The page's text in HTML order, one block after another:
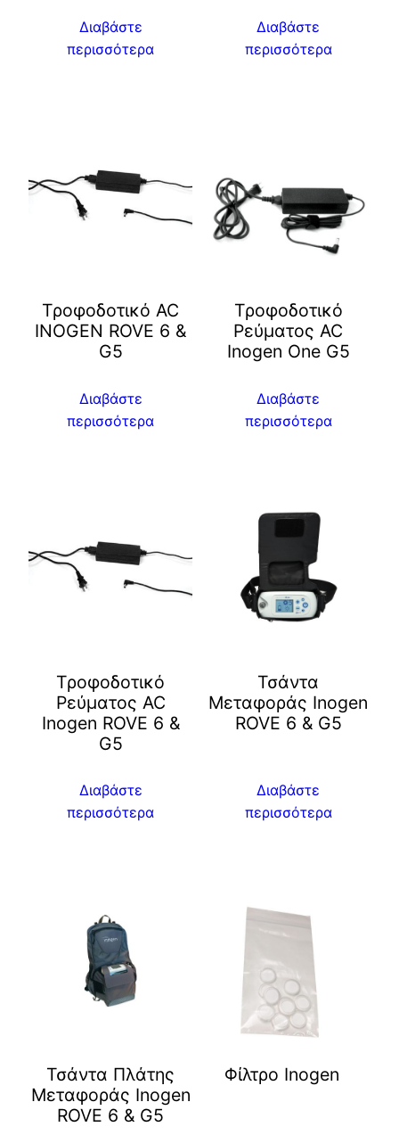
Διαβάστε
περισσότερα
Διαβάστε
περισσότερα
Τροφοδοτικό AC
INOGEN ROVE 6 &
G5
Διαβάστε
περισσότερα
Τροφοδοτικό
Ρεύματος AC
Inogen One G5
Διαβάστε
περισσότερα
Τροφοδοτικό
Ρεύματος AC
Inogen ROVE 6 &
G5
Διαβάστε
περισσότερα
Τσάντα
Μεταφοράς Inogen
ROVE 6 & G5
Διαβάστε
περισσότερα
Τσάντα Πλάτης
Μεταφοράς Inogen
ROVE 6 & G5
Φίλτρο Inogen